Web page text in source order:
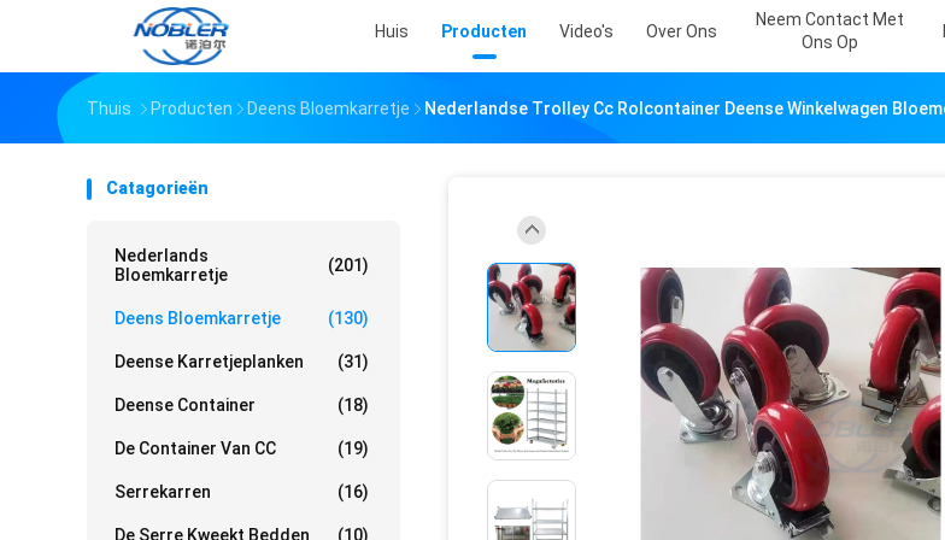
Huis Producten Video's Over Ons
Neem Contact Met
Ons Op
Thuis Producten Deens Bloemkarretje Nederlandse Trolley Cc Rolcontainer Deense Winkelwagen
Catagorieën
Nederlands
Bloemkarretje
(201)
Deens Bloemkarretje (130)
Deense Karretjeplanken (31)
Deense Container (18)
De Container Van CC (19)
Serrekarren (16)
De Serre Kweekt Bedden (10)